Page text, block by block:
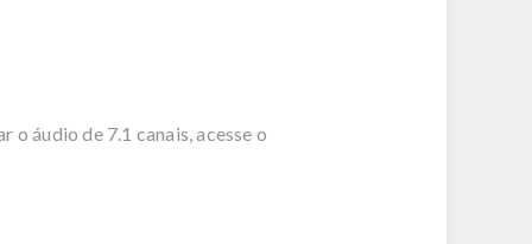
áudio de 7.1 canais, acesse o